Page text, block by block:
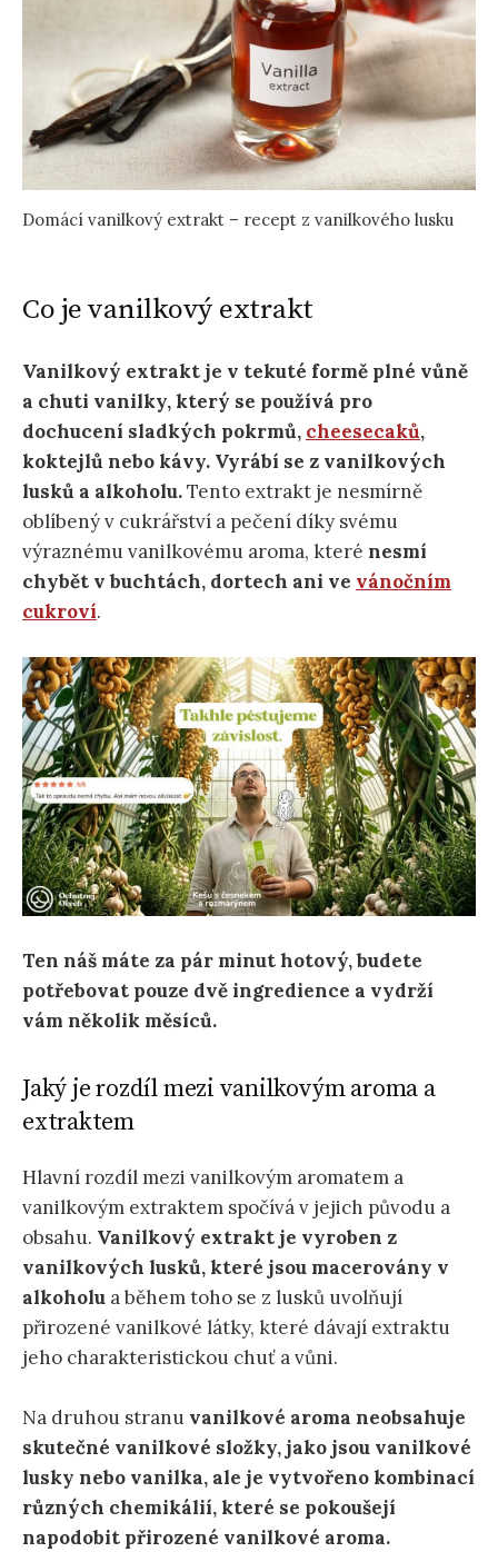
Domácí vanilkový extrakt – recept z vanilkového lusku
Co je vanilkový extrakt
Vanilkový extrakt je v tekuté formě plné vůně
a chuti vanilky, který se používá pro
dochucení sladkých pokrmů, cheesecaků,
koktejlů nebo kávy. Vyrábí se z vanilkových
lusků a alkoholu.Tento extrakt je nesmírně
oblíbený v cukrářství a pečení díky svému
výraznému vanilkovému aroma, které nesmí
chybět v buchtách, dortech ani ve vánočním
cukroví.
Ten náš máte za pár minut hotový, budete
potřebovat pouze dvě ingredience a vydrží
vám několik měsíců.
Jaký je rozdíl mezi vanilkovým aroma a
extraktem
Hlavní rozdíl mezi vanilkovým aromatem a
vanilkovým extraktem spočívá v jejich původu a
obsahu. Vanilkový extrakt je vyroben z
vanilkových lusků, které jsou macerovány v
alkoholu a během toho se z lusků uvolňují
přirozené vanilkové látky, které dávají extraktu
jeho charakteristickou chuť a vůni.
Na druhou stranu vanilkové aroma neobsahuje
skutečné vanilkové složky, jako jsou vanilkové
lusky nebo vanilka, ale je vytvořeno kombinací
různých chemikálií, které se pokoušejí
napodobit přirozené vanilkové aroma.